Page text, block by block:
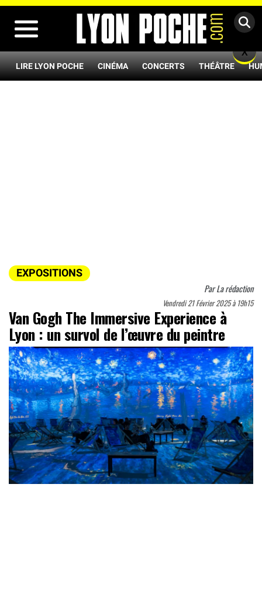
LIRE LYON POCHE CINÉMA CONCERTS THÉÂTRE
EXPOSITIONS
ParLa rédaction
Vendredi 21 Février 2025 à 19h15
Van Gogh The Immersive Experience à
Lyon : un survol de l’œuvre du peintre
X